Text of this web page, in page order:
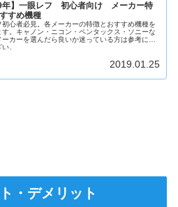
年】一眼レフ 初心者向け メーカー特
すめ機種
初心者必見。各メーカーの特徴とおすすめ機種を
す。キャノン・ニコン・ペンタックス・ソニーな
ーカーを選んだら良いか迷っている方は参考にし
。
2019.01.25
・デメリット